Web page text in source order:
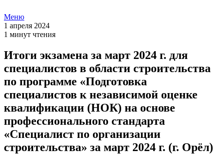
Меню
1 апреля 2024
1 минут чтения
Итоги экзамена за март 2024 г. для
специалистов в области строительства
по программе «Подготовка
специалистов к независимой оценке
квалификации (НОК) на основе
профессионального стандарта
«Специалист по организации
строительства» за март 2024 г. (г. Орёл)